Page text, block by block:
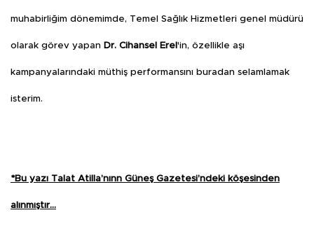
muhabirliğim dönemimde, Temel Sağlık Hizmetleri genel müdürü
olarak görev yapan Dr. Cihansel Erel 'in, özellikle aşı
kampanyalarındaki müthiş performansını buradan selamlamak
isterim.
*Bu yazı Talat Atilla’nınn Güneş Gazetesi’ndeki köşesinden
alınmıştır…